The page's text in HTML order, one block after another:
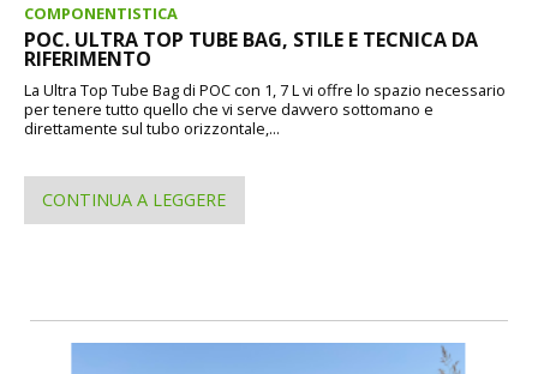
COMPONENTISTICA
POC. ULTRA TOP TUBE BAG, STILE E TECNICA DA
RIFERIMENTO
La Ultra Top Tube Bag di POC con 1, 7 L vi offre lo spazio necessario
per tenere tutto quello che vi serve davvero sottomano e
direttamente sul tubo orizzontale,...
CONTINUA A LEGGERE